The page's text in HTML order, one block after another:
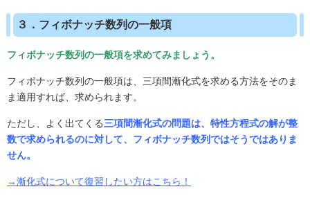
３．フィボナッチ数列の一般項
フィボナッチ数列の一般項を求めてみましょう。
フィボナッチ数列の一般項は、三項間漸化式を求める方法をそのま
ま適用すれば、求められます。
ただし、よく出てくる三項間漸化式の問題は、特性方程式の解が整
数で求められるのに対して、フィボナッチ数列ではそうではありま
せん。
→漸化式について復習したい方はこちら！